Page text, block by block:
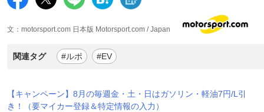
文：motorsport.com 日本版 Motorsport.com / Japan
関連タグ #ルポ #EV
【キャンペーン】8月の毎週金・土・日はガソリン・軽油7円/L引
き！（要マイカー登録＆特定情報の入力）